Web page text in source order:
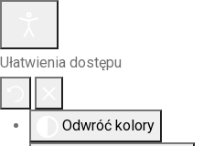
Ułatwienia dostępu
Odwróć kolory